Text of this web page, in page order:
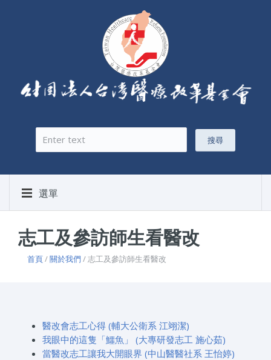
搜尋表單
搜尋
選單
志工及參訪師生看醫改
首頁/關於我們 / 志工及參訪師生看醫改
醫改會志工心得 (輔大公衛系 江翊潔)
我眼中的這隻「鱷魚」 (大專研發志工 施心茹)
當醫改志工讓我大開眼界 (中山醫醫社系 王怡婷)